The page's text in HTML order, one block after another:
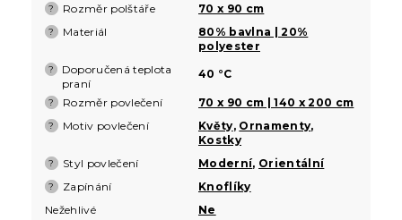
? Rozměr polštáře 70 x 90 cm
? Materiál
80% bavlna | 20%
polyester
?
Doporučená teplota
praní
40 °C
? Rozměr povlečení 70 x 90 cm | 140 x 200 cm
? Motiv povlečení Květy, Ornamenty,
Kostky
? Styl povlečení Moderní, Orientální
? Zapínání
Knoflíky
Nežehlivé
Ne